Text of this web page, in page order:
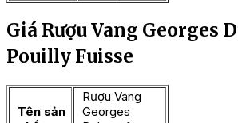
Giá Rượu Vang Georges
Pouilly Fuisse
Tên sản
Rượu Vang
Georges